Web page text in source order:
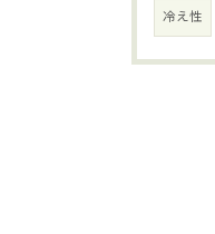
冷え性